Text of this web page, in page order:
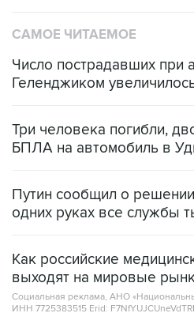
САМОЕ ЧИТАЕМОЕ
Число пострадавших при
Геленджиком
Три человека погибли,
БПЛА на автомобиль в
Путин сообщил о
одних руках все службы
Как российские
выходят на мировые
Социальная реклама, АНО
ИНН 7725383515 Erid: